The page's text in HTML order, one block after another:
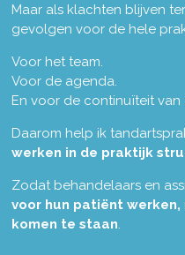
Maar als klachten blijven
gevolgen voor de hele
Voor het team.
Voor de agenda.
En voor de continuïteit van
Daarom help ik
werken in de praktijk
Zodat behandelaars en
voor hun patiënt werken,
komen te staan